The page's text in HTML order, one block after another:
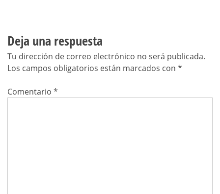
Deja una respuesta
Tu dirección de correo electrónico no será publicada.
Los campos obligatorios están marcados con *
Comentario *